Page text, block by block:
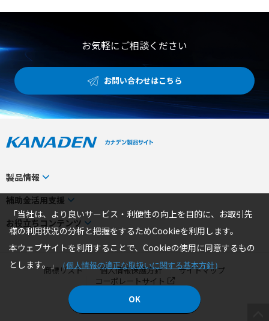
品などの保管スペースにおける立ち入り制限 ●工場内の危
お気軽にご相談ください
お問い合わせはこちら
製品情報
カテゴリから探す
メーカーから探す
事業から探す
製品一覧
エリア別おすすめ製品
ピックアップ製品
補助金活用支援
補助金検索システム
補助金対象製品一覧
お役立ちコンテンツ
トピックス
お役立ちコラム
4コマ漫画でわかる取扱製品
商標リスト 個人情報保護方針
サイトマップ
コーポレートサイト
© 2026 KANADEN Corporation.
「当社は、より良いサービス・利便性の向上を目的に、お取引先
様の利用状況の分析と把握をするためCookieを利用します。
本ウェブサイトを利用することで、Cookieの使用に同意するもの
とします。」 （個人情報の適正な取扱いに関する基本方針）
OK